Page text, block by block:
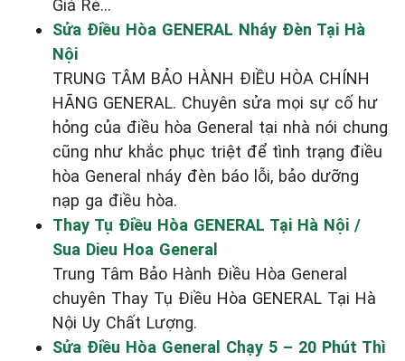
Giá Rẻ...
Sửa Điều Hòa GENERAL Nháy Đèn Tại Hà
Nội
TRUNG TÂM BẢO HÀNH ĐIỀU HÒA CHÍNH
HÃNG GENERAL. Chuyên sửa mọi sự cố hư
hỏng của điều hòa General tại nhà nói chung
cũng như khắc phục triệt để tình trạng điều
hòa General nháy đèn báo lỗi, bảo dưỡng
nạp ga điều hòa.
Thay Tụ Điều Hòa GENERAL Tại Hà Nội /
Sua Dieu Hoa General
Trung Tâm Bảo Hành Điều Hòa General
chuyên Thay Tụ Điều Hòa GENERAL Tại Hà
Nội Uy Chất Lượng.
Sửa Điều Hòa General Chạy 5 – 20 Phút Thì